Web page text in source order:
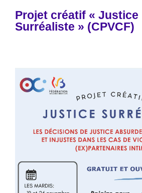
Projet créatif « Justice
Surréaliste » (CPVCF)